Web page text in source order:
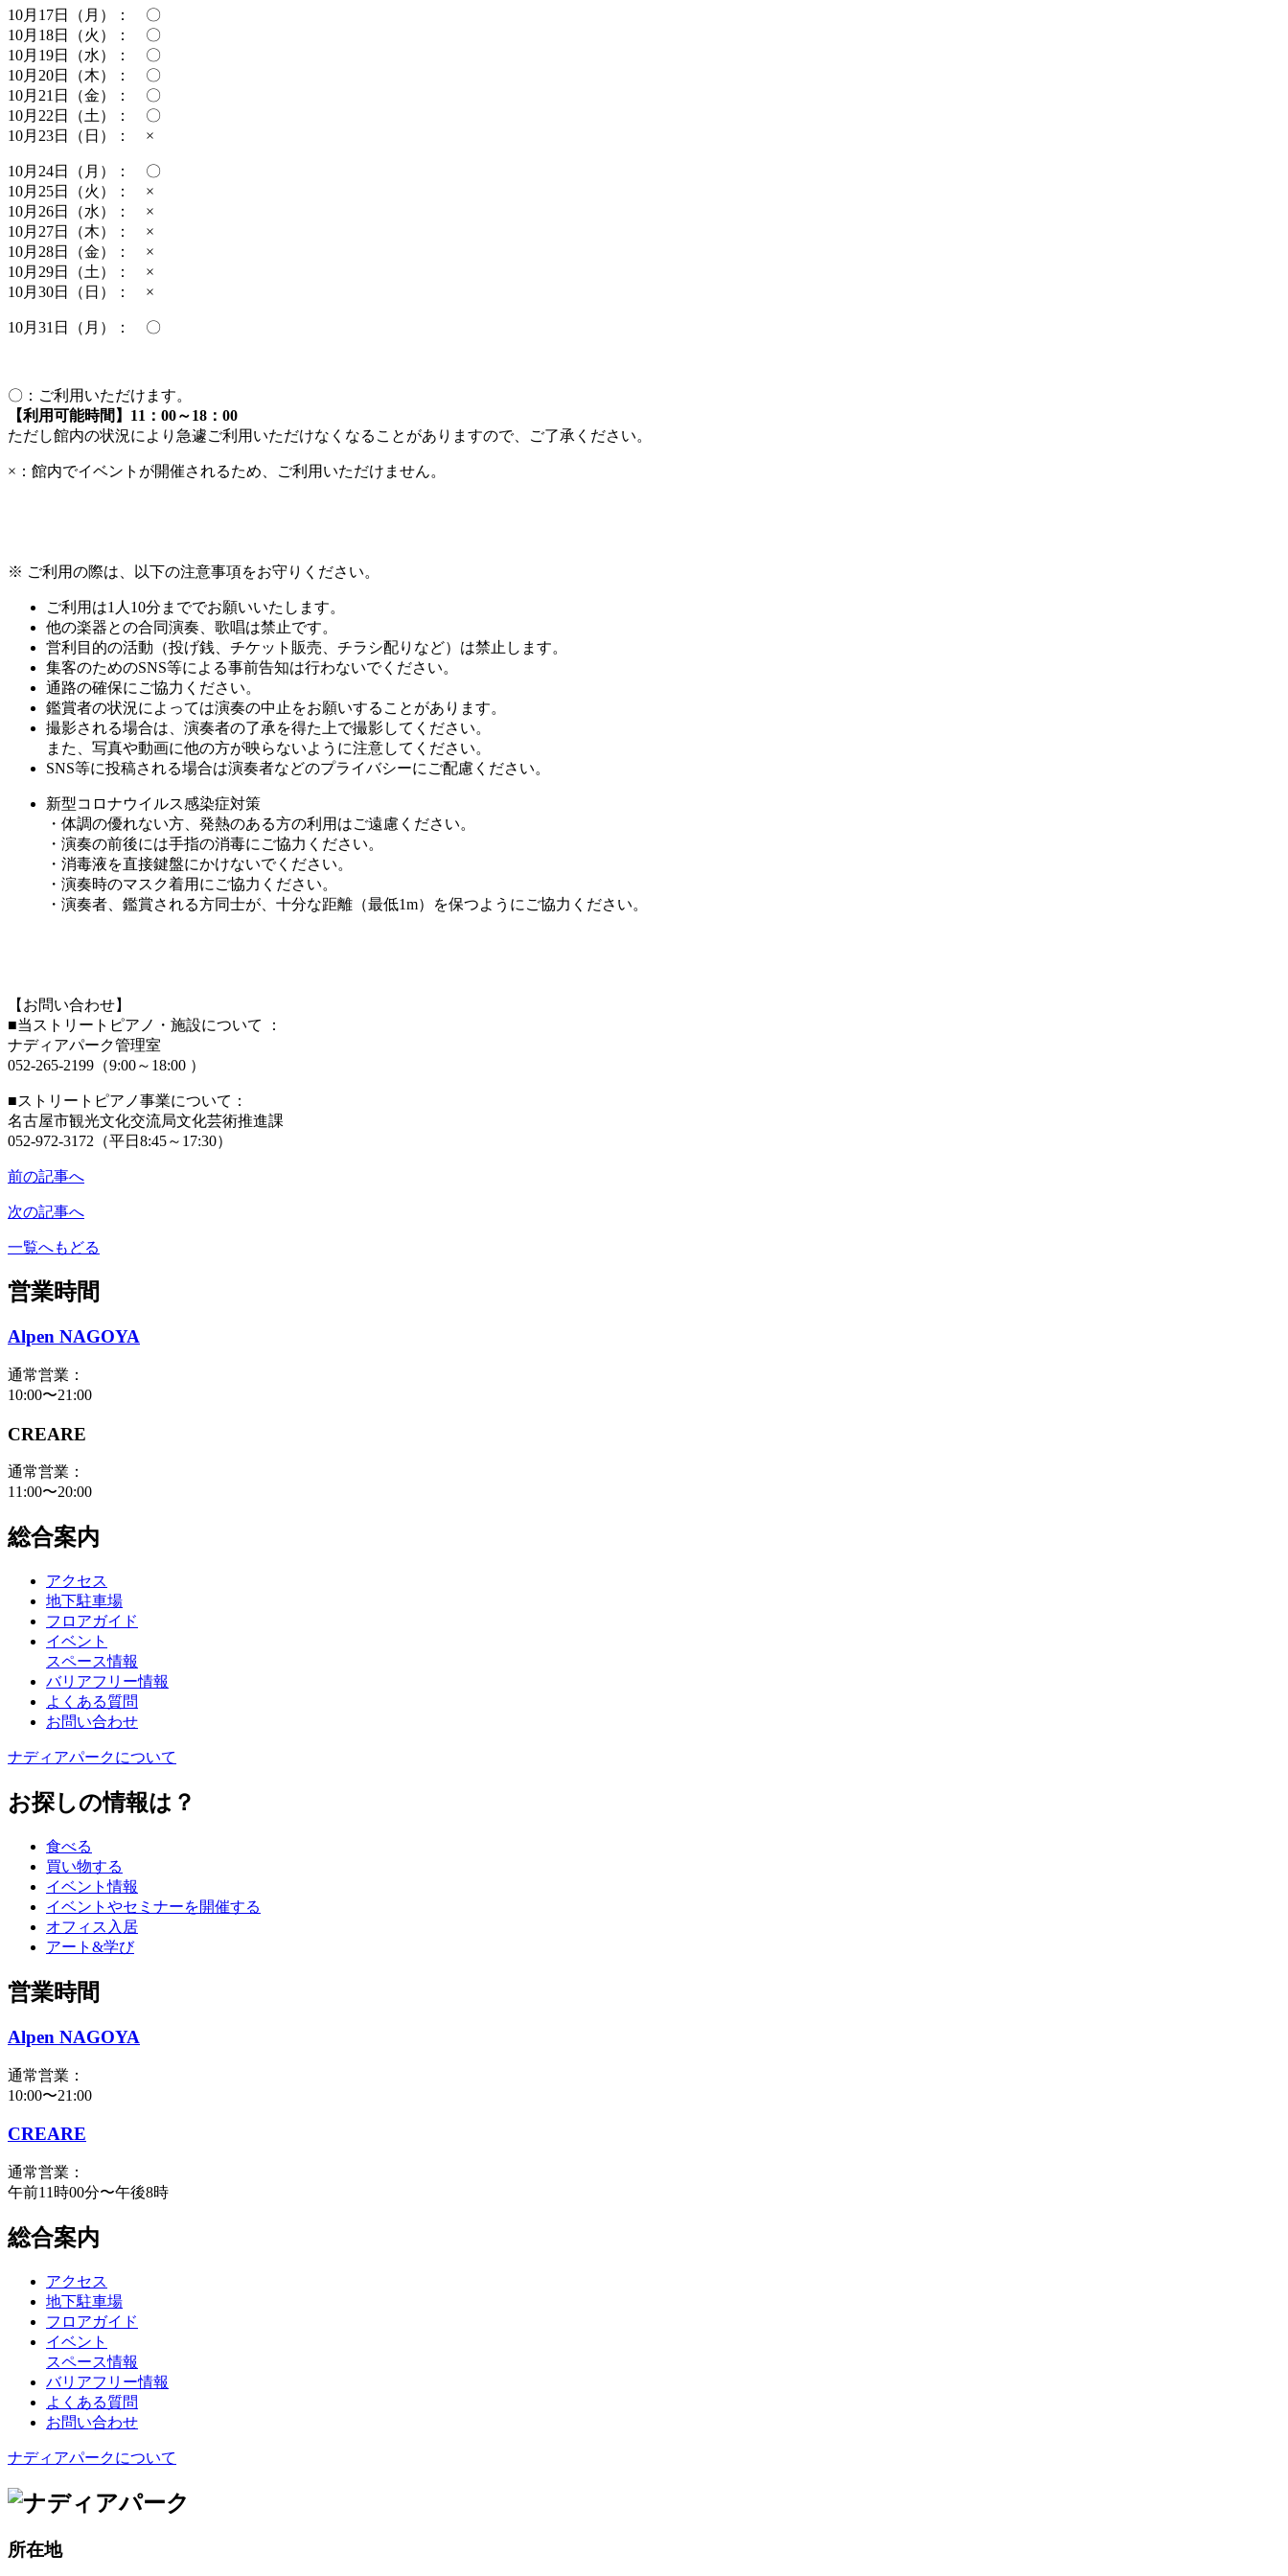
10月17日（月）： 〇
10月18日（火）： 〇
10月19日（水）： 〇
10月20日（木）： 〇
10月21日（金）： 〇
10月22日（土）： 〇
10月23日（日）： ×
10月24日（月）： 〇
10月25日（火）： ×
10月26日（水）： ×
10月27日（木）： ×
10月28日（金）： ×
10月29日（土）： ×
10月30日（日）： ×
10月31日（月）： 〇
〇：ご利用いただけます。
【利用可能時間】11：00～18：00
ただし館内の状況により急遽ご利用いただけなくなることがありますので、ご了承ください。
×：館内でイベントが開催されるため、ご利用いただけません。
※ ご利用の際は、以下の注意事項をお守りください。
ご利用は1人10分まででお願いいたします。
他の楽器との合同演奏、歌唱は禁止です。
営利目的の活動（投げ銭、チケット販売、チラシ配りなど）は禁止します。
集客のためのSNS等による事前告知は行わないでください。
通路の確保にご協力ください。
鑑賞者の状況によっては演奏の中止をお願いすることがあります。
撮影される場合は、演奏者の了承を得た上で撮影してください。
また、写真や動画に他の方が映らないように注意してください。
SNS等に投稿される場合は演奏者などのプライバシーにご配慮ください。
新型コロナウイルス感染症対策
・体調の優れない方、発熱のある方の利用はご遠慮ください。
・演奏の前後には手指の消毒にご協力ください。
・消毒液を直接鍵盤にかけないでください。
・演奏時のマスク着用にご協力ください。
・演奏者、鑑賞される方同士が、十分な距離（最低1m）を保つようにご協力ください。
【お問い合わせ】
■当ストリートピアノ・施設について ：
ナディアパーク管理室
052-265-2199（9:00～18:00 ）
■ストリートピアノ事業について：
名古屋市観光文化交流局文化芸術推進課
052-972-3172（平日8:45～17:30）
前の記事へ
次の記事へ
一覧へもどる
営業時間
Alpen NAGOYA
通常営業：
10:00〜21:00
CREARE
通常営業：
11:00〜20:00
総合案内
アクセス
地下駐車場
フロアガイド
イベント
スペース情報
バリアフリー情報
よくある質問
お問い合わせ
ナディアパークについて
お探しの情報は？
食べる
買い物する
イベント情報
イベントやセミナーを開催する
オフィス入居
アート&学び
営業時間
Alpen NAGOYA
通常営業：
10:00〜21:00
CREARE
通常営業：
午前11時00分〜午後8時
総合案内
アクセス
地下駐車場
フロアガイド
イベント
スペース情報
バリアフリー情報
よくある質問
お問い合わせ
ナディアパークについて
所在地